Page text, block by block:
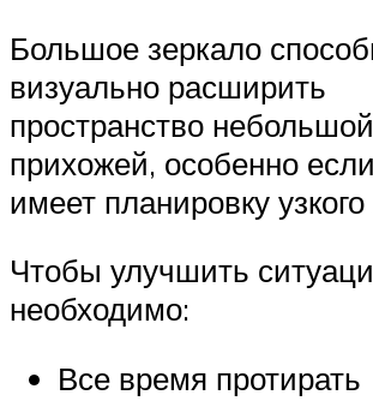
Большое зеркало
визуально расширить
пространство небольшой
прихожей, особенно
имеет планировку
Чтобы улучшить
необходимо:
Все время протирать